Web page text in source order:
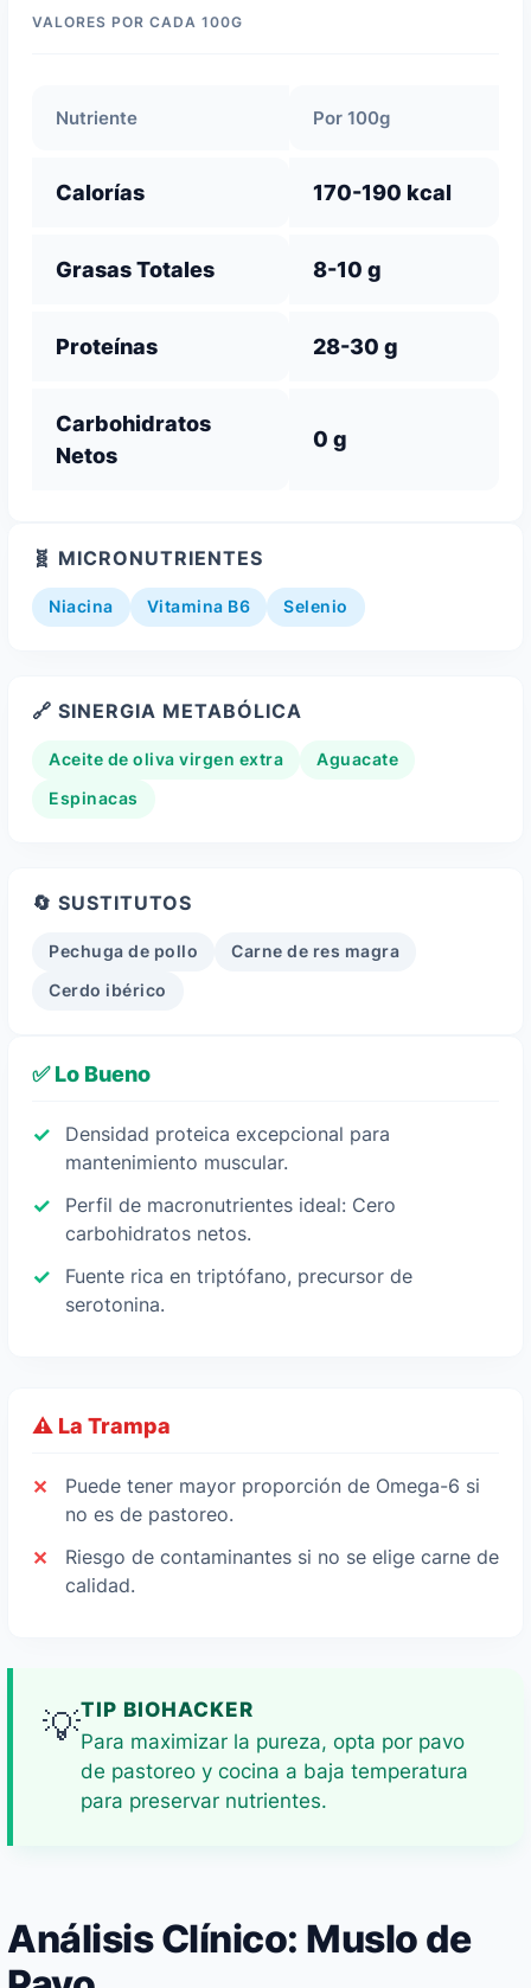
VALORES POR CADA 100G
Nutriente Por 100g
Calorías 170-190 kcal
Grasas Totales 8-10 g
Proteínas 28-30 g
Carbohidratos
Netos
0 g
🧬 MICRONUTRIENTES
Niacina Vitamina B6 Selenio
🔗 SINERGIA METABÓLICA
Aceite de oliva virgen extra Aguacate
Espinacas
🔄 SUSTITUTOS
Pechuga de pollo Carne de res magra
Cerdo ibérico
✅ Lo Bueno
Densidad proteica excepcional para
mantenimiento muscular.
Perfil de macronutrientes ideal: Cero
carbohidratos netos.
Fuente rica en triptófano, precursor de
serotonina.
⚠️ La Trampa
Puede tener mayor proporción de Omega-6 si
no es de pastoreo.
Riesgo de contaminantes si no se elige carne de
calidad.
💡TIP BIOHACKER
Para maximizar la pureza, opta por pavo
de pastoreo y cocina a baja temperatura
para preservar nutrientes.
Análisis Clínico: Muslo de